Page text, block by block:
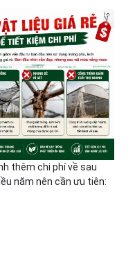
thêm chi phí về sau
năm nên cần ưu tiên: